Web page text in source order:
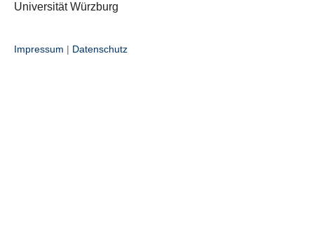
Universität Würzburg
Impressum | Datenschutz